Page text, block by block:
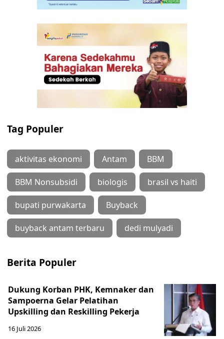
Tag Populer
aktivitas ekonomi Antam BBM
BBM Nonsubsidi biologis brasil vs haiti
bupati purwakarta Buyback
buyback antam terbaru dedi mulyadi
Berita Populer
Dukung Korban PHK, Kemnaker dan
Sampoerna Gelar Pelatihan
Upskilling dan Reskilling Pekerja
16 Juli 2026